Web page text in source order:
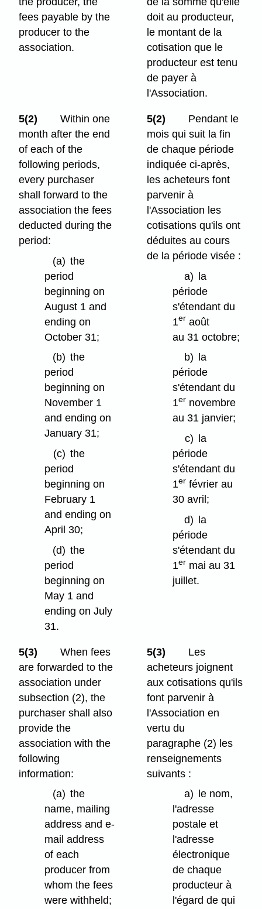
fees payable by the
producer to the
association.
doit au producteur,
le montant de la
cotisation que le
producteur est tenu
de payer à
l'Association.
5(2)
Within one
month after the end
of each of the
following periods,
every purchaser
shall forward to the
association the fees
deducted during the
period:
(a) the
period
beginning on
August 1 and
ending on
October 31;
(b) the
period
beginning on
November 1
and ending on
January 31;
(c) the
period
beginning on
February 1
and ending on
April 30;
(d) the
period
beginning on
May 1 and
ending on July
31.
5(2)
Pendant le
mois qui suit la fin
de chaque période
indiquée ci-après,
les acheteurs font
parvenir à
l'Association les
cotisations qu'ils ont
déduites au cours
de la période visée :
a) la
période
s'étendant du
1er août
au 31 octobre;
b)
la
période
s'étendant du
1er novembre
au 31 janvier;
c)
la
période
s'étendant du
1er février au
30 avril;
d)
la
période
s'étendant du
1er mai au 31
juillet.
5(3)
When fees
are forwarded to the
association under
subsection (2), the
purchaser shall also
provide the
association with the
following
information:
(a) the
name, mailing
address and e-
mail address
of each
producer from
whom the fees
were withheld;
5(3)
Les
acheteurs joignent
aux cotisations qu'ils
font parvenir à
l'Association en
vertu du
paragraphe (2) les
renseignements
suivants :
a)
le nom,
l'adresse
postale et
l'adresse
électronique
de chaque
producteur à
l'égard de qui